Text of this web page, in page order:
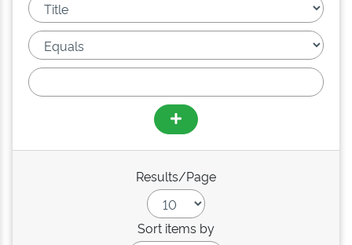
Results/Page
Sort items by